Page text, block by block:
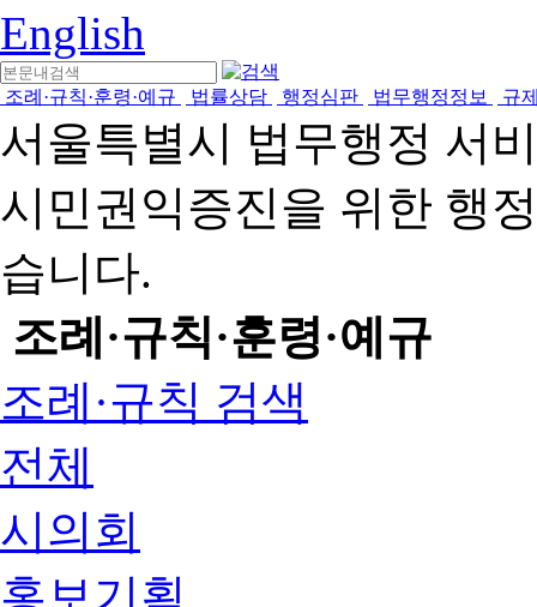
English
조례·규칙·훈령·예규 법률상담 행정심판 법무행정정보 규
서울특별시 법무행정 서
시민권익증진을 위한 행
습니다.
조례·규칙·훈령·예규
조례·규칙 검색
전체
시의회
홍보기획